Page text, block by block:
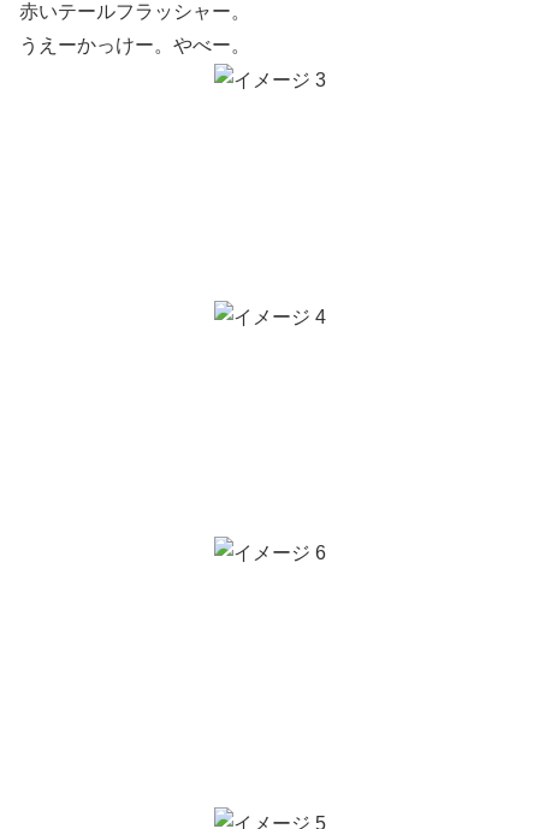
赤いテールフラッシャー。
うえーかっけー。やべー。